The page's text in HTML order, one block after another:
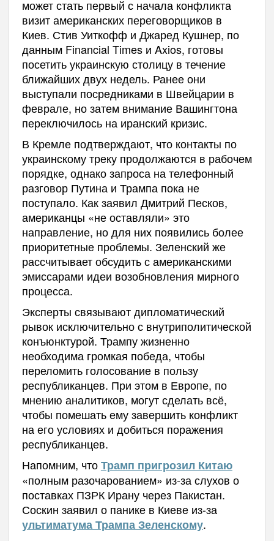
может стать первый с начала конфликта
визит американских переговорщиков в
Киев. Стив Уиткофф и Джаред Кушнер, по
данным Financial Times и Axios, готовы
посетить украинскую столицу в течение
ближайших двух недель. Ранее они
выступали посредниками в Швейцарии в
феврале, но затем внимание Вашингтона
переключилось на иранский кризис.
В Кремле подтверждают, что контакты по
украинскому треку продолжаются в рабочем
порядке, однако запроса на телефонный
разговор Путина и Трампа пока не
поступало. Как заявил Дмитрий Песков,
американцы «не оставляли» это
направление, но для них появились более
приоритетные проблемы. Зеленский же
рассчитывает обсудить с американскими
эмиссарами идеи возобновления мирного
процесса.
Эксперты связывают дипломатический
рывок исключительно с внутриполитической
конъюнктурой. Трампу жизненно
необходима громкая победа, чтобы
переломить голосование в пользу
республиканцев. При этом в Европе, по
мнению аналитиков, могут сделать всё,
чтобы помешать ему завершить конфликт
на его условиях и добиться поражения
республиканцев.
Напомним, чтоТрамп пригрозил Китаю
«полным разочарованием» из-за слухов о
поставках ПЗРК Ирану через Пакистан.
Соскин заявил о панике в Киеве из-за
ультиматума Трампа Зеленскому.